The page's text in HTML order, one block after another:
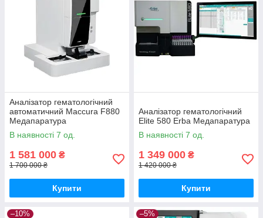
Аналізатор гематологічний
автоматичний Maccura F880
Медапаратура
В наявності 7 од.
1 581 000 ₴
1 700 000 ₴
Купити
Аналізатор гематологічний
Elite 580 Erba Медапаратура
В наявності 7 од.
1 349 000 ₴
1 420 000 ₴
Купити
–10% –5%